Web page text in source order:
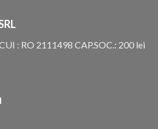
: RO 2111498 CAP.SOC.: 200 lei